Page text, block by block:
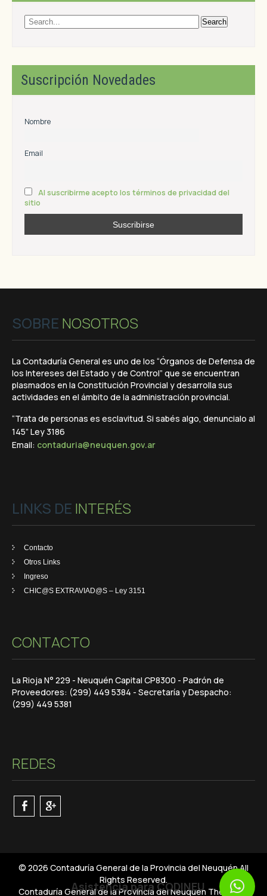
Suscripción Novedades
Nombre
Email
Al suscribirme acepto los términos de privacidad del
sitio
SOBRE NOSOTROS
La Contaduría General es uno de los “Órganos de Defensa de
los Intereses del Estado y de Control” que se encuentran
plasmados en la Constitución Provincial y desarrolla sus
actividades en el ámbito de la administración provincial.
“Trata de personas es esclavitud. Si sabés algo, denuncialo al
145” Ley 3186
Email: contaduria@neuquen.gov.ar
LINKS DE INTERÉS
Contacto
Otros Links
Ingreso
CHIC@S EXTRAVIAD@S – Ley 3151
CONTACTO
La Rioja N° 229 - Neuquén Capital CP8300 - Padrón de
Proveedores: (299) 449 5384 - Secretaría y Despacho:
(299) 449 5381
REDES
© 2026 Contaduría General de la Provincia del Neuquén All
Rights Reserved.
Contaduría General de la Provincia del Neuquén Theme By
Asistencia para CODINEU